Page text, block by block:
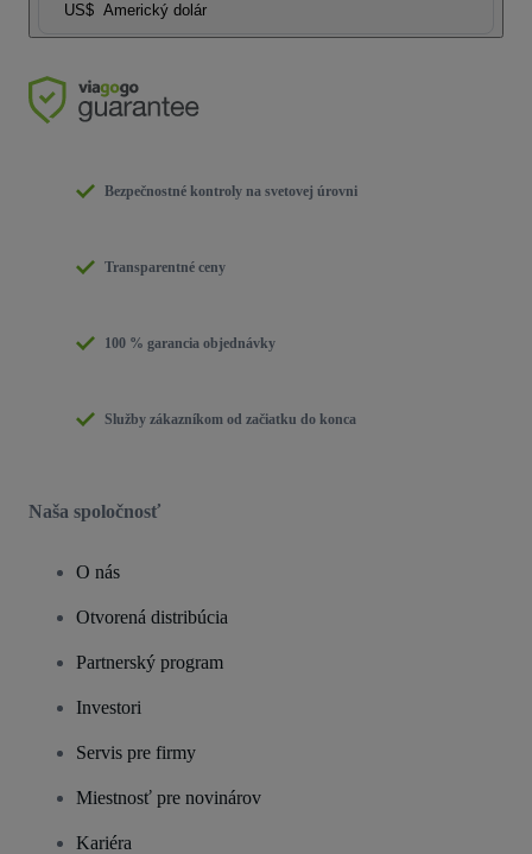
US$ Americký dolár
Bezpečnostné kontroly na svetovej úrovni
Transparentné ceny
100 % garancia objednávky
Služby zákazníkom od začiatku do konca
Naša spoločnosť
O nás
Otvorená distribúcia
Partnerský program
Investori
Servis pre firmy
Miestnosť pre novinárov
Kariéra